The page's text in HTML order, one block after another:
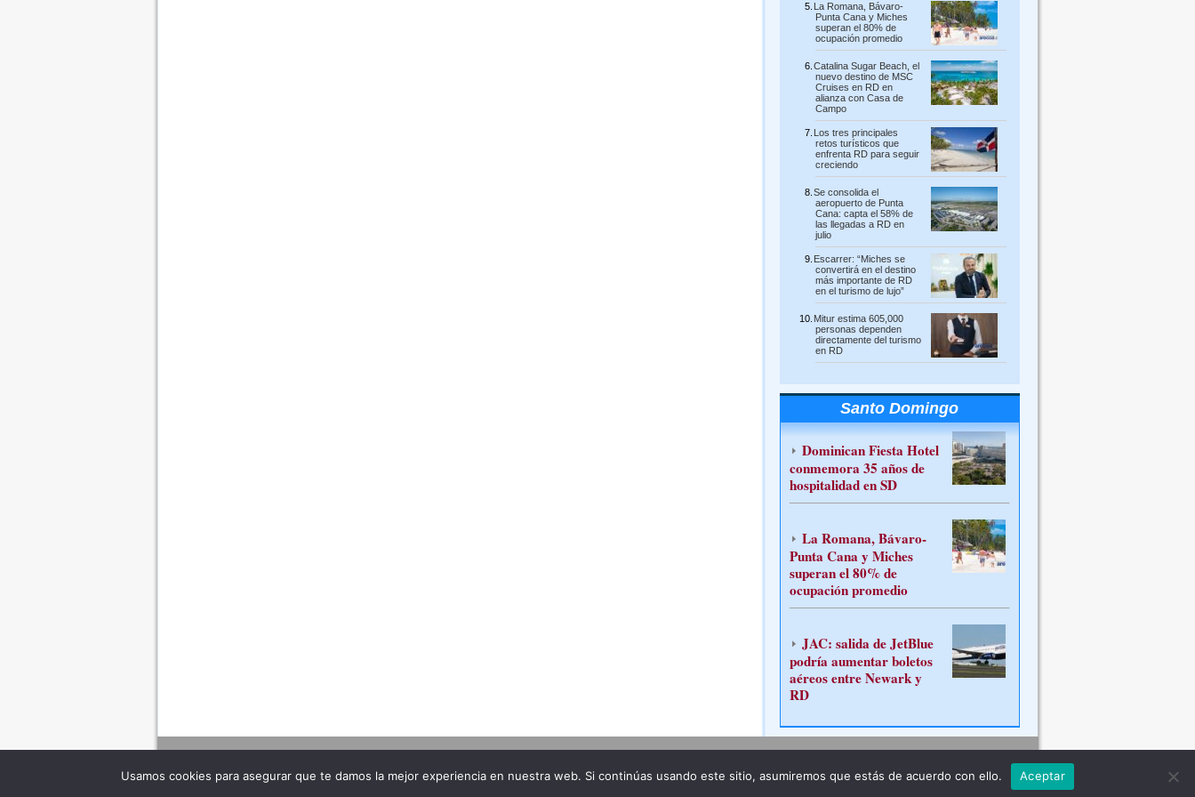
La Romana, Bávaro-
Punta Cana y Miches
superan el 80% de
ocupación promedio
Catalina Sugar Beach, el
nuevo destino de MSC
Cruises en RD en
alianza con Casa de
Campo
Los tres principales
retos turísticos que
enfrenta RD para seguir
creciendo
Se consolida el
aeropuerto de Punta
Cana: capta el 58% de
las llegadas a RD en
julio
Escarrer: “Miches se
convertirá en el destino
más importante de RD
en el turismo de lujo”
Mitur estima 605,000
personas dependen
directamente del turismo
en RD
Santo Domingo
Dominican Fiesta Hotel
conmemora 35 años de
hospitalidad en SD
La Romana, Bávaro-
Punta Cana y Miches
superan el 80% de
ocupación promedio
JAC: salida de JetBlue
podría aumentar boletos
aéreos entre Newark y
RD
Usamos cookies para asegurar que te damos la mejor experiencia en nuestra web. Si continúas usando este sitio, asumiremos que estás de acuerdo con ello. Aceptar